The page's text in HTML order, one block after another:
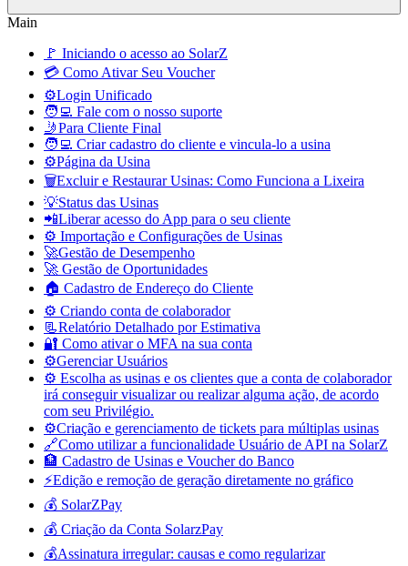
Main
🚩 Iniciando o acesso ao SolarZ
💳 Como Ativar Seu Voucher
⚙️Login Unificado
🧑‍💻 Fale com o nosso suporte
🤳Para Cliente Final
🧑‍💻 Criar cadastro do cliente e vincula-lo a usina
⚙️Página da Usina
🗑️Excluir e Restaurar Usinas: Como Funciona a Lixeira
💡Status das Usinas
📲Liberar acesso do App para o seu cliente
⚙️ Importação e Configurações de Usinas
🚀Gestão de Desempenho
🚀 Gestão de Oportunidades
🏠 Cadastro de Endereço do Cliente
⚙️ Criando conta de colaborador
📃Relatório Detalhado por Estimativa
🔐 Como ativar o MFA na sua conta
⚙️Gerenciar Usuários
⚙️ Escolha as usinas e os clientes que a conta de colaborador
irá conseguir visualizar ou realizar alguma ação, de acordo
com seu Privilégio.
⚙️Criação e gerenciamento de tickets para múltiplas usinas
🔗Como utilizar a funcionalidade Usuário de API na SolarZ
🏦 Cadastro de Usinas e Voucher do Banco
⚡Edição e remoção de geração diretamente no gráfico
💰 SolarZPay
💰 Criação da Conta SolarzPay
💰Assinatura irregular: causas e como regularizar